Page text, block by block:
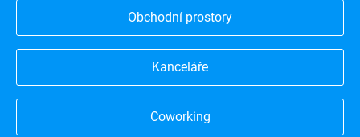
Obchodní prostory
Kanceláře
Coworking